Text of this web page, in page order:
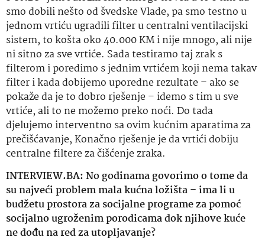
smo dobili nešto od švedske Vlade, pa smo testno u
jednom vrtiću ugradili filter u centralni ventilacijski
sistem, to košta oko 40.000 KM i nije mnogo, ali nije
ni sitno za sve vrtiće. Sada testiramo taj zrak s
filterom i poredimo s jednim vrtićem koji nema takav
filter i kada dobijemo uporednerezultate – ako se
pokaže da je to dobro rješenje – idemo s tim u sve
vrtiće, ali to ne možemo preko noći. Do tada
djelujemo interventno sa ovimkućnim aparatima za
prečišćavanje, Konačno rješenje je da vrtići dobiju
centralne filtere za čišćenje zraka.
INTERVIEW.BA: No godinama govorimo o tome da
su najveći problem mala kućna ložišta – ima li u
budžetu prostora za socijalne programe za pomoć
socijalno ugroženim porodicama dok njihove kuće
ne dođu na red za utopljavanje?